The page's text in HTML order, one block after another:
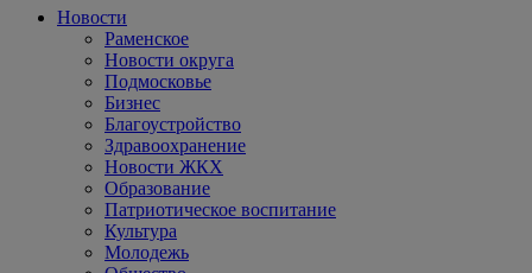
Новости
Раменское
Новости округа
Подмосковье
Бизнес
Благоустройство
Здравоохранение
Новости ЖКХ
Образование
Патриотическое воспитание
Культура
Молодежь